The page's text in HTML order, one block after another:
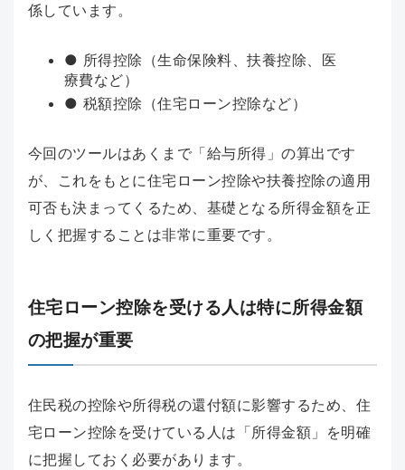
係しています。
● 所得控除（生命保険料、扶養控除、医
療費など）
● 税額控除（住宅ローン控除など）
今回のツールはあくまで「給与所得」の算出です
が、これをもとに住宅ローン控除や扶養控除の適用
可否も決まってくるため、基礎となる所得金額を正
しく把握することは非常に重要です。
住宅ローン控除を受ける人は特に所得金額
の把握が重要
住民税の控除や所得税の還付額に影響するため、住
宅ローン控除を受けている人は「所得金額」を明確
に把握しておく必要があります。